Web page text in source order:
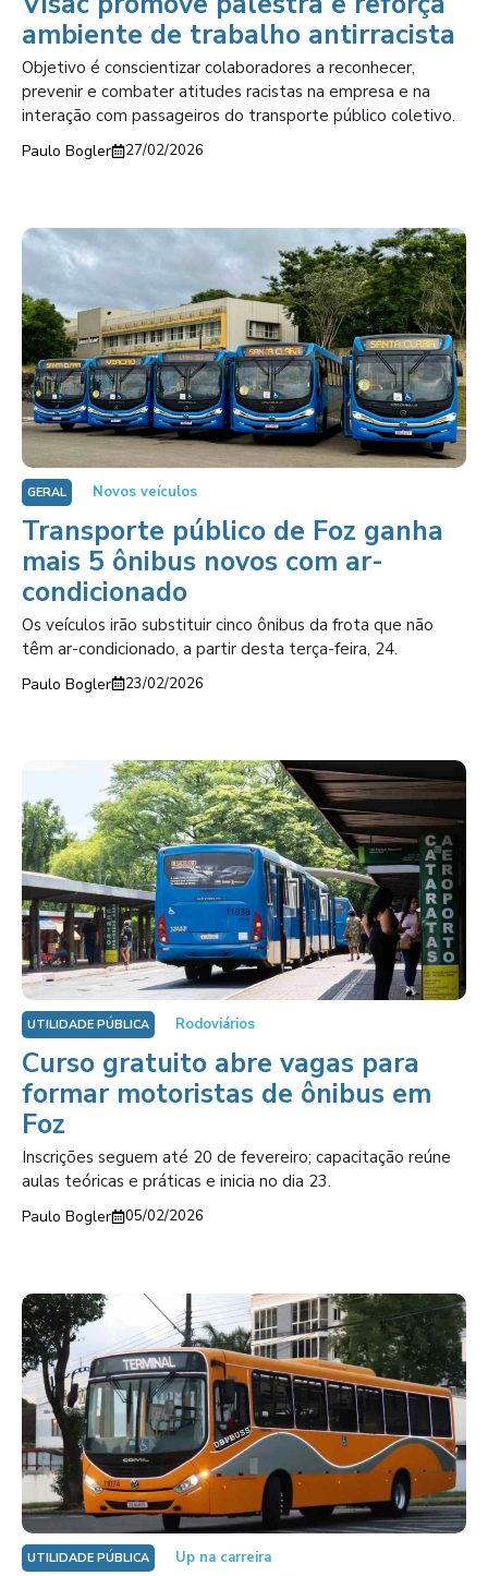
ambiente de trabalho antirracista
Objetivo é conscientizar colaboradores a reconhecer,
prevenir e combater atitudes racistas na empresa e na
interação com passageiros do transporte público coletivo.
Paulo Bogler 27/02/2026
GERAL Novos veículos
Transporte público de Foz ganha
mais 5 ônibus novos com ar-
condicionado
Os veículos irão substituir cinco ônibus da frota que não
têm ar-condicionado, a partir desta terça-feira, 24.
Paulo Bogler 23/02/2026
UTILIDADE PÚBLICA Rodoviários
Curso gratuito abre vagas para
formar motoristas de ônibus em
Foz
Inscrições seguem até 20 de fevereiro; capacitação reúne
aulas teóricas e práticas e inicia no dia 23.
Paulo Bogler 05/02/2026
UTILIDADE PÚBLICA Up na carreira